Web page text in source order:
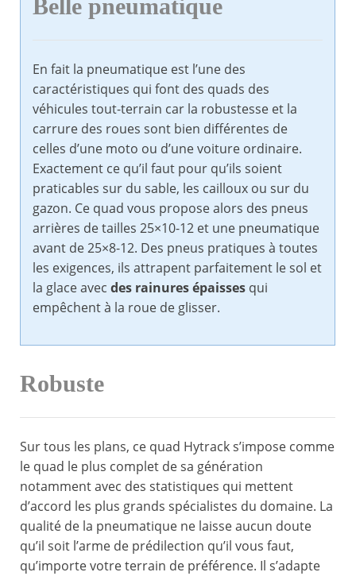
Belle pneumatique
En fait la pneumatique est l’une des
caractéristiques qui font des quads des
véhicules tout-terrain car la robustesse et la
carrure des roues sont bien différentes de
celles d’une moto ou d’une voiture ordinaire.
Exactement ce qu’il faut pour qu’ils soient
praticables sur du sable, les cailloux ou sur du
gazon. Ce quad vous propose alors des pneus
arrières de tailles 25×10-12 et une pneumatique
avant de 25×8-12. Des pneus pratiques à toutes
les exigences, ils attrapent parfaitement le sol et
la glace avec des rainures épaisses qui
empêchent à la roue de glisser.
Robuste
Sur tous les plans, ce quad Hytrack s’impose comme
le quad le plus complet de sa génération
notamment avec des statistiques qui mettent
d’accord les plus grands spécialistes du domaine. La
qualité de la pneumatique ne laisse aucun doute
qu’il soit l’arme de prédilection qu’il vous faut,
qu’importe votre terrain de préférence. Il s’adapte